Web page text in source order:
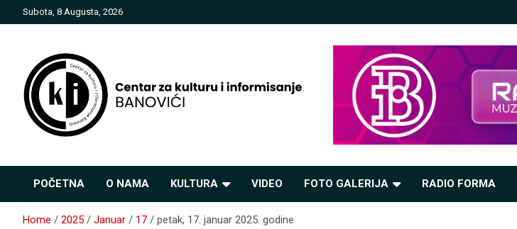
to
Subota, 8 Augusta, 2026
informisanje Banovići
POČETNA O NAMA KULTURA VIDEO FOTO GALERIJA RADIO FORMA
Home 2025 Januar 17 petak, 17. januar 2025. godine